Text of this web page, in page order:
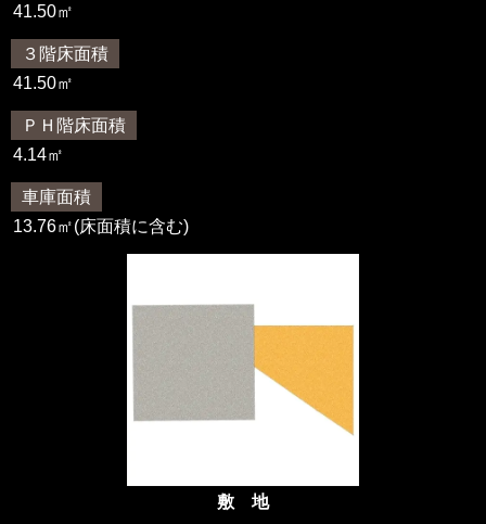
41.50㎡
３階床面積
41.50㎡
ＰＨ階床面積
4.14㎡
車庫面積
13.76㎡(床面積に含む)
敷 地